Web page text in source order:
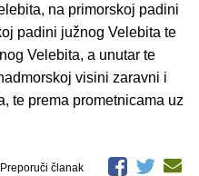
na primorskoj padini
padini južnog Velebita te
Velebita, a unutar te
visini zaravni i
te prema prometnicama uz
Preporuči članak